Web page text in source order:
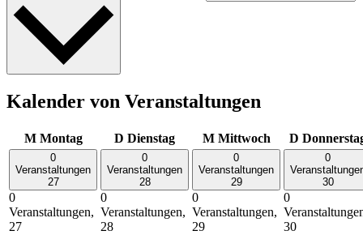
Kalender von Veranstaltungen
M Montag D Dienstag M Mittwoch D
0
Veranstaltungen
27
0
Veranstaltungen,
27
0
Veranstaltungen
28
0
Veranstaltungen,
28
0
Veranstaltungen
29
0
Veranstaltungen,
29
0
30
0
30